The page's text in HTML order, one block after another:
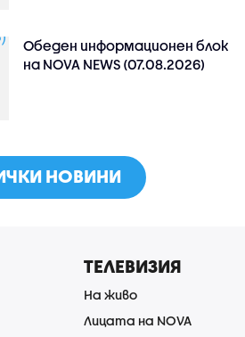
Обеден информационен блок
на NOVA NEWS (07.08.2026)
НОВИНИ
ТЕЛЕВИЗИЯ
На живо
Лицата на NOVA